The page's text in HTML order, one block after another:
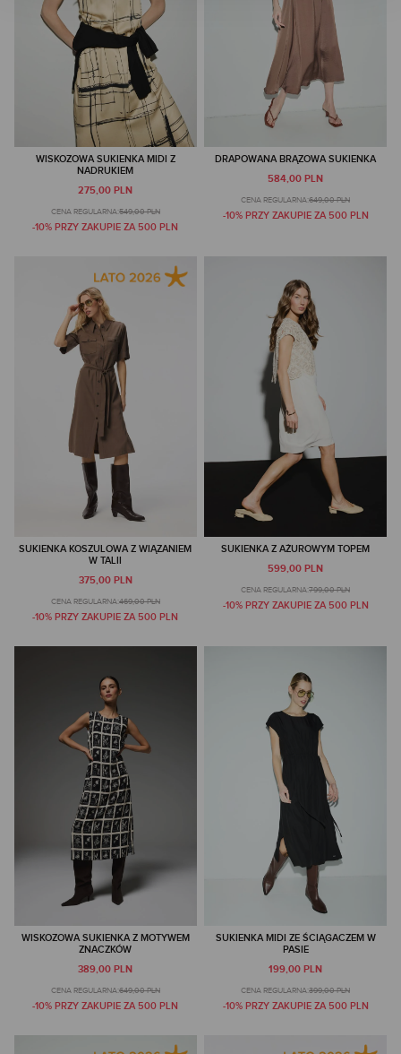
WISKOZOWA SUKIENKA MIDI Z
NADRUKIEM
275,00 PLN
CENA REGULARNA:549,00 PLN
-10% PRZY ZAKUPIE ZA 500 PLN
DRAPOWANA BRĄZOWA SUKIENKA
584,00 PLN
CENA REGULARNA:649,00 PLN
-10% PRZY ZAKUPIE ZA 500 PLN
SUKIENKA KOSZULOWA Z WIĄZANIEM
W TALII
375,00 PLN
CENA REGULARNA:469,00 PLN
-10% PRZY ZAKUPIE ZA 500 PLN
SUKIENKA Z AŻUROWYM TOPEM
599,00 PLN
CENA REGULARNA:799,00 PLN
-10% PRZY ZAKUPIE ZA 500 PLN
WISKOZOWA SUKIENKA Z MOTYWEM
ZNACZKÓW
389,00 PLN
CENA REGULARNA:649,00 PLN
-10% PRZY ZAKUPIE ZA 500 PLN
SUKIENKA MIDI ZE ŚCIĄGACZEM W
PASIE
199,00 PLN
CENA REGULARNA:399,00 PLN
-10% PRZY ZAKUPIE ZA 500 PLN